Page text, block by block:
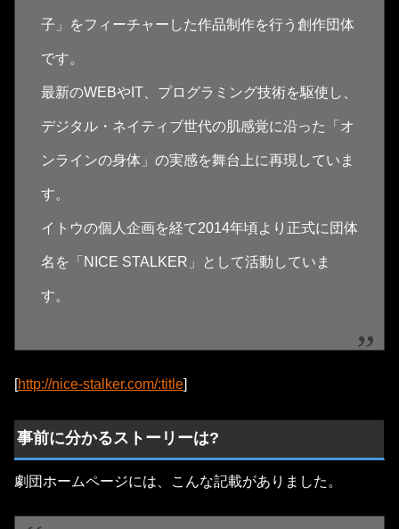
子」をフィーチャーした作品制作を行う創作団体
です。
最新のWEBやIT、プログラミング技術を駆使し、
デジタル・ネイティブ世代の肌感覚に沿った「オ
ンラインの身体」の実感を舞台上に再現していま
す。
イトウの個人企画を経て2014年頃より正式に団体
名を「NICE STALKER」として活動していま
す。
[http://nice-stalker.com/:title]
事前に分かるストーリーは?
劇団ホームページには、こんな記載がありました。